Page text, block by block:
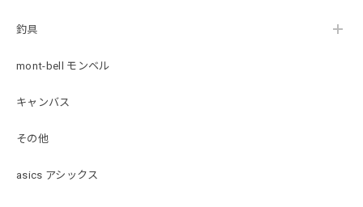
釣具
mont-bell モンベル
キャンバス
その他
asics アシックス